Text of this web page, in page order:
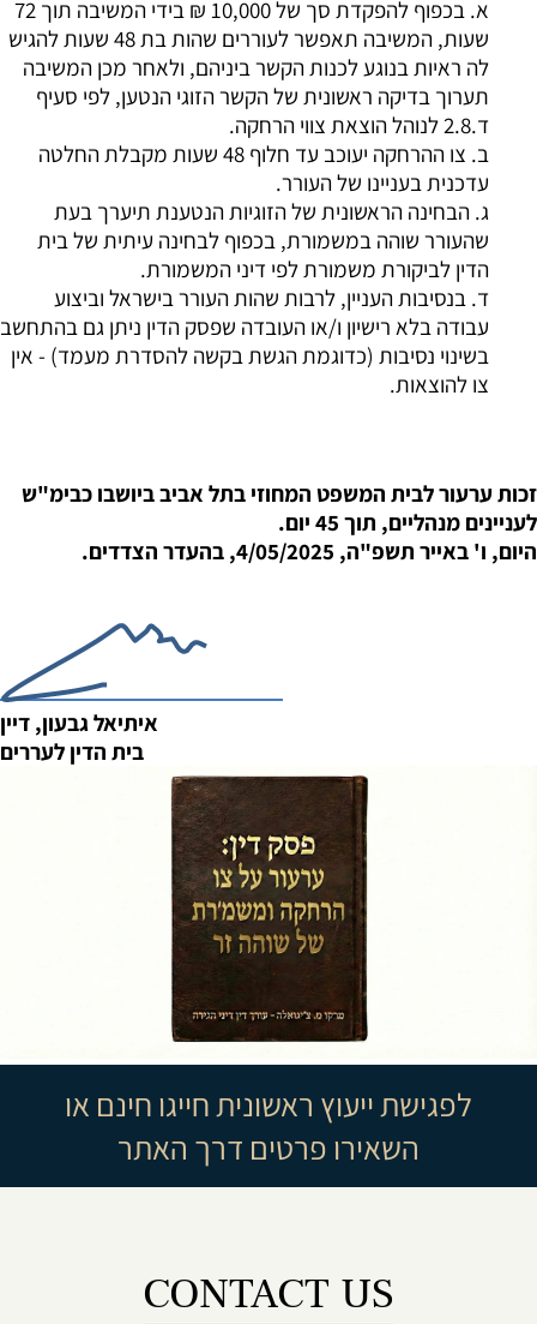
א. בכפוף להפקדת סך של 10,000 ₪ בידי המשיבה תוך 72
שעות, המשיבה תאפשר לעוררים שהות בת 48 שעות להגיש
לה ראיות בנוגע לכנות הקשר ביניהם, ולאחר מכן המשיבה
תערוך בדיקה ראשונית של הקשר הזוגי הנטען, לפי סעיף
ד.2.8 לנוהל הוצאת צווי הרחקה.
ב. צו ההרחקה יעוכב עד חלוף 48 שעות מקבלת החלטה
עדכנית בעניינו של העורר.
ג. הבחינה הראשונית של הזוגיות הנטענת תיערך בעת
שהעורר שוהה במשמורת, בכפוף לבחינה עיתית של בית
הדין לביקורת משמורת לפי דיני המשמורת.
ד. בנסיבות העניין, לרבות שהות העורר בישראל וביצוע
עבודה בלא רישיון ו/או העובדה שפסק הדין ניתן גם בהתחשב
בשינוי נסיבות (כדוגמת הגשת בקשה להסדרת מעמד) - אין
צו להוצאות.
זכות ערעור לבית המשפט המחוזי בתל אביב ביושבו כבימ"ש
לעניינים מנהליים, תוך 45 יום.
היום, ו' באייר תשפ"ה, 4/05/2025, בהעדר הצדדים.
איתיאל גבעון, דיין
בית הדין לעררים
לפגישת ייעוץ ראשונית חייגו חינם או
השאירו פרטים דרך האתר
CONTACT US